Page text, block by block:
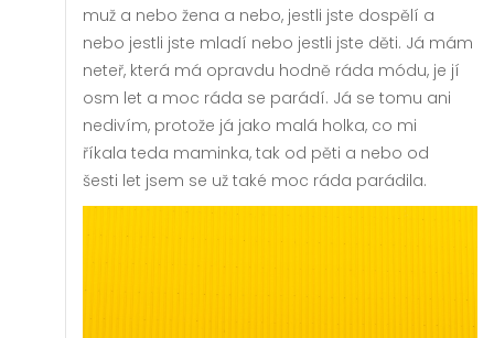
muž a nebo žena a nebo, jestli jste dospělí a
nebo jestli jste mladí nebo jestli jste děti. Já mám
neteř, která má opravdu hodně ráda módu, je jí
osm let a moc ráda se parádí. Já se tomu ani
nedivím, protože já jako malá holka, co mi
říkala teda maminka, tak od pěti a nebo od
šesti let jsem se už také moc ráda parádila.